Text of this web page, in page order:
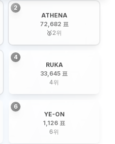
2
ATHENA
72,682 표
🥈2위
4
RUKA
33,645 표
4위
6
YE-ON
1,126 표
6위